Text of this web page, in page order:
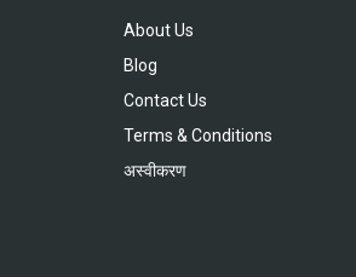
About Us
Blog
Contact Us
Terms & Conditions
अस्वीकरण